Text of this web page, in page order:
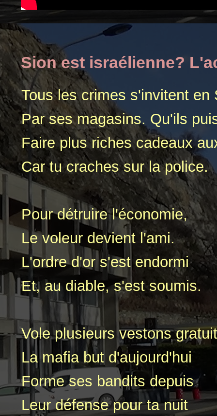
Sion est israélienne?
Tous les crimes s'invitent en
Par ses magasins. Qu'ils
Faire plus riches cadeaux
Car tu craches sur la police.
Pour détruire l'économie,
Le voleur devient l'ami.
L'ordre d'or s'est endormi
Et, au diable, s'est soumis.
Vole plusieurs vestons
La mafia but d'aujourd'hui
Forme ses bandits depuis
Leur défense pour ta nuit